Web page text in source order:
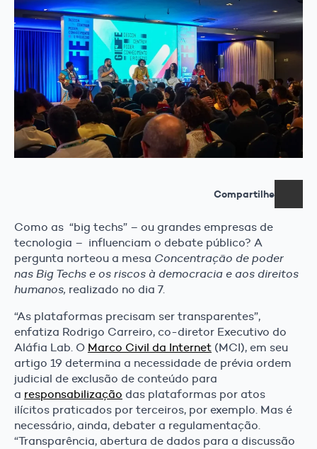
Compartilhe
Como as “big techs” – ou grandes empresas de
tecnologia – influenciam o debate público? A
pergunta norteou a mesa Concentração de poder
nas Big Techs e os riscos à democracia e aos direitos
humanos, realizado no dia 7.
“As plataformas precisam ser transparentes”,
enfatiza Rodrigo Carreiro, co-diretor Executivo do
Aláfia Lab. O Marco Civil da Internet (MCI), em seu
artigo 19 determina a necessidade de prévia ordem
judicial de exclusão de conteúdo para
a responsabilização das plataformas por atos
ilícitos praticados por terceiros, por exemplo. Mas é
necessário, ainda, debater a regulamentação.
“Transparência, abertura de dados para a discussão